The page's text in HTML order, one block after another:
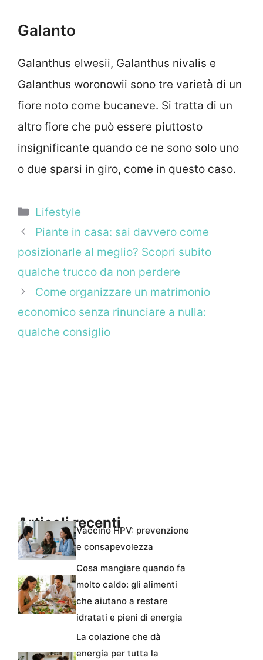
Galanto
Galanthus elwesii, Galanthus nivalis e
Galanthus woronowii sono tre varietà di un
fiore noto come bucaneve. Si tratta di un
altro fiore che può essere piuttosto
insignificante quando ce ne sono solo uno
o due sparsi in giro, come in questo caso.
Categorie
Lifestyle
Piante in casa: sai davvero come
posizionarle al meglio? Scopri subito
qualche trucco da non perdere
Come organizzare un matrimonio
economico senza rinunciare a nulla:
qualche consiglio
Articoli recentiVaccino HPV: prevenzione
e consapevolezza
Cosa mangiare quando fa
molto caldo: gli alimenti
che aiutano a restare
idratati e pieni di energia
La colazione che dà
energia per tutta la